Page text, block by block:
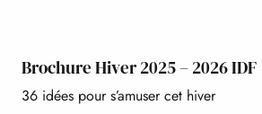
Brochure Hiver 2025 – 2026 IDF
36 idées pour s’amuser cet hiver